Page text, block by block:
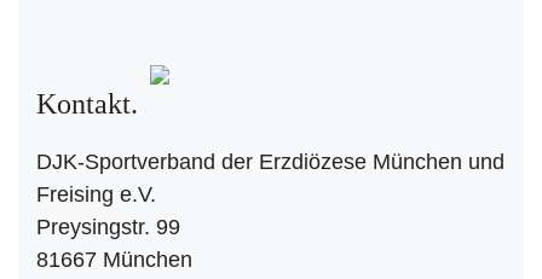
Kontakt
DJK-Sportverband der Erzdiözese München und
Freising e.V.
Preysingstr. 99
81667 München